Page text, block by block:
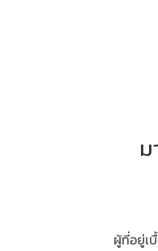
ผู้ที่อยู่เ